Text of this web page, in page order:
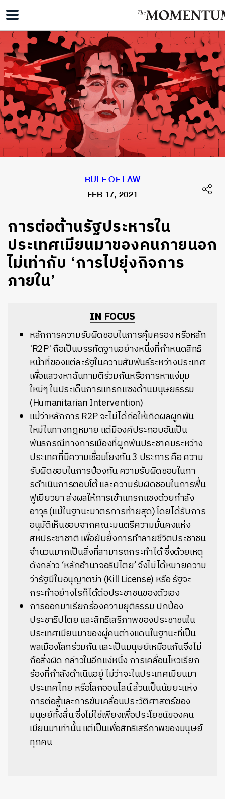
RULE OF LAW
FEB 17, 2021
การต่อต้านรัฐประหารใน
ประเทศเมียนมาของคนภายนอก
ไม่เท่ากับ ‘การไปยุ่งกิจการ
ภายใน’
IN FOCUS
หลักการความรับผิดชอบในการคุ้มครอง หรือหลัก
'R2P'ถือเป็นบรรทัดฐานอย่างหนึ่งที่กำหนดสิทธิ
หน้าที่ของแต่ละรัฐในความสัมพันธ์ระหว่างประเทศ
เพื่อแสวงหาฉันทามติร่วมกันหรือการหาแง่มุม
ใหม่ๆ ในประเด็นการแทรกแซงด้านมนุษยธรรม
(Humanitarian Intervention)
แม้ว่าหลักการ R2Pจะไม่ได้ก่อให้เกิดผลผูกพัน
ใหม่ในทางกฎหมาย แต่มีองค์ประกอบอันเป็น
พันธกรณีทางการเมืองที่ผูกพันประชาคมระหว่าง
ประเทศที่มีความเชื่อมโยงกัน 3 ประการ คือ ความ
รับผิดชอบในการป้องกัน ความรับผิดชอบในกา
รดำเนินการตอบโต้ และความรับผิดชอบในการฟื้น
ฟูเยียวยา ส่งผลให้การเข้าแทรกแซงด้วยกำลัง
อาวุธ (แม้ในฐานะมาตรการท้ายสุด) โดยได้รับการ
อนุมัติเห็นชอบจากคณะมนตรีความมั่นคงแห่ง
สหประชาชาติ เพื่อยับยั้งการทำลายชีวิตประชาชน
จำนวนมากเป็นสิ่งที่สามารถกระทำได้ ซึ่งด้วยเหตุ
ดังกล่าว ‘หลักอำนาจอธิปไตย’ จึงไม่ได้หมายความ
ว่ารัฐมีใบอนุญาตฆ่า (Kill License) หรือ รัฐจะ
กระทำอย่างไรก็ได้ต่อประชาชนของตัวเอง
การออกมาเรียกร้องความยุติธรรม ปกป้อง
ประชาธิปไตย และสิทธิเสรีภาพของประชาชนใน
ประเทศเมียนมาของผู้คนต่างแดนในฐานะที่เป็น
พลเมืองโลกร่วมกัน และเป็นมนุษย์เหมือนกันจึงไม่
ถือสิ่งผิด กล่าวในอีกแง่หนึ่ง การเคลื่อนไหวเรียก
ร้องที่กำลังดำเนินอยู่ ไม่ว่าจะในประเทศเมียนมา
ประเทศไทย หรือโลกออนไลน์ ล้วนเป็นนัยยะแห่ง
การต่อสู้และการขับเคลื่อนประวัติศาสตร์ของ
มนุษย์ทั้งสิ้น ซึ่งไม่ใช่เพียงเพื่อประโยชน์ของคน
เมียนมาเท่านั้น แต่เป็นเพื่อสิทธิเสรีภาพของมนุษย์
ทุกคน